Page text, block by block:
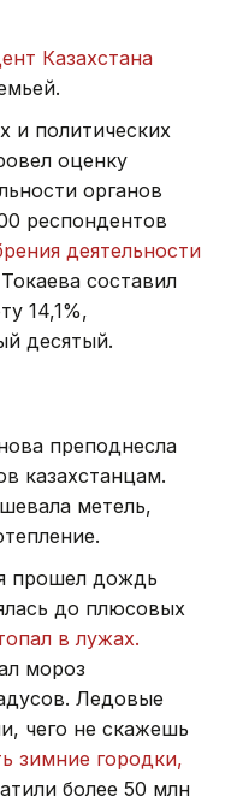
Казахстана
и политических
оценку
органов
респондентов
деятельности
составил
14,1%,
десятый.
преподнесла
казахстанцам.
метель,
прошел дождь
до плюсовых
в лужах.
мороз
Ледовые
чего не скажешь
зимние городки,
более 50 млн